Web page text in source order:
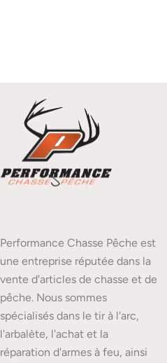
Performance Chasse Pêche est
une entreprise réputée dans la
vente d'articles de chasse et de
pêche. Nous sommes
spécialisés dans le tir à l'arc,
l'arbalète, l'achat et la
réparation d'armes à feu, ainsi